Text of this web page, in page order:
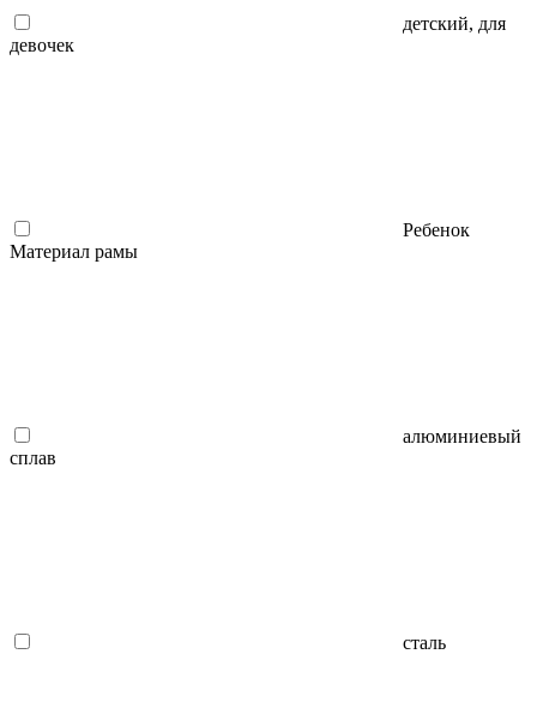
детский, для
девочек
Ребенок
Материал рамы
алюминиевый
сплав
сталь